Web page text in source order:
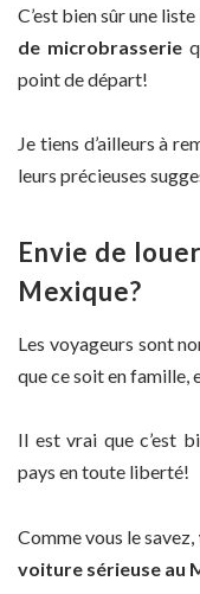
C’est bien sûr une
de microbrasserie
point de départ!
Je tiens d’ailleurs à
leurs précieuses
Envie de
Mexique?
Les voyageurs sont
que ce soit en famille,
Il est vrai que c’est
pays en toute liberté!
Comme vous le savez,
voiture sérieuse au